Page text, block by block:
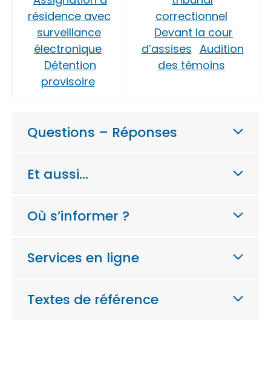
résidence avec
surveillance
électronique
Détention
provisoire
correctionnel
Devant la cour
d’assises Audition
des témoins
Questions – Réponses
Et aussi…
Où s’informer ?
Services en ligne
Textes de référence